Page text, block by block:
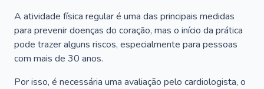
A atividade física regular é uma das principais medidas
para prevenir doenças do coração, mas o início da prática
pode trazer alguns riscos, especialmente para pessoas
com mais de 30 anos.
Por isso, é necessária uma avaliação pelo cardiologista, o